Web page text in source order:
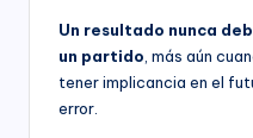
Un resultado nunca
un partido , más aún
tener implicancia en el
error.